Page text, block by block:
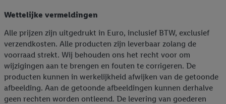
Wettelijke vermeldingen
Alle prijzen zijn uitgedrukt in Euro, inclusief BTW, exclusief
verzendkosten. Alle producten zijn leverbaar zolang de
voorraad strekt. Wij behouden ons het recht voor om
wijzigingen aan te brengen en fouten te corrigeren. De
producten kunnen in werkelijkheid afwijken van de getoonde
afbeelding. Aan de getoonde afbeeldingen kunnen derhalve
geen rechten worden ontleend. De levering van goederen
in onzeprivacyverklaring.Je vindt de impressum voor de Lidl
website hier.Klik
voor meer informatie over de cookies die
wij inzetten.